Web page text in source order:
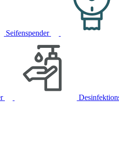
Seifenspender